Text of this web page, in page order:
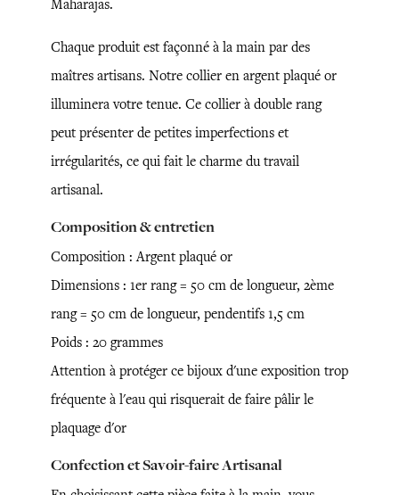
Maharajas.
Chaque produit est façonné à la main par des
maîtres artisans. Notre collier en argent plaqué or
illuminera votre tenue. Ce collier à double rang
peut présenter de petites imperfections et
irrégularités, ce qui fait le charme du travail
artisanal.
Composition & entretien
Composition : Argent plaqué or
Dimensions : 1er rang = 50 cm de longueur, 2ème
rang = 50 cm de longueur, pendentifs 1,5 cm
Poids : 20 grammes
Attention à protéger ce bijoux d'une exposition trop
fréquente à l'eau qui risquerait de faire pâlir le
plaquage d'or
Confection et Savoir-faire Artisanal